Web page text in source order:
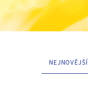
NEJNOVĚJŠÍ